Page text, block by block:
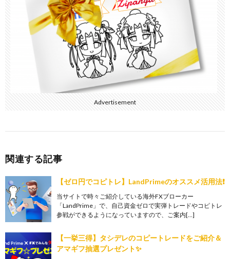
Advertisement
関連する記事
【ゼロ円でコピトレ】LandPrimeのオススメ活用法❗️
当サイトで時々ご紹介している海外FXブローカー
「LandPrime」で、自己資金ゼロで実弾トレードやコピトレ
参戦ができるようになっていますので、ご案内[…]
【一挙三得】タシデレのコピートレードをご紹介＆
アマギフ抽選プレゼント✨